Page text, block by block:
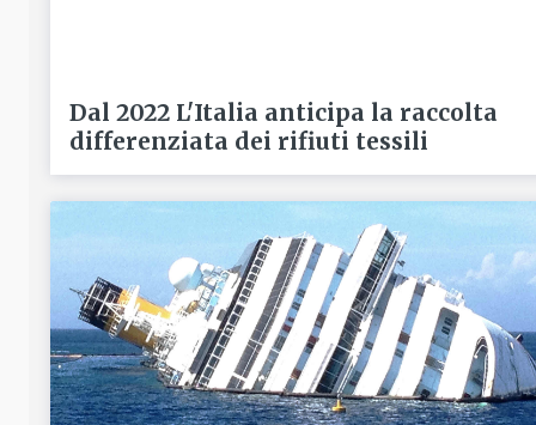
Dal 2022 L'Italia anticipa la raccolta
differenziata dei rifiuti tessili